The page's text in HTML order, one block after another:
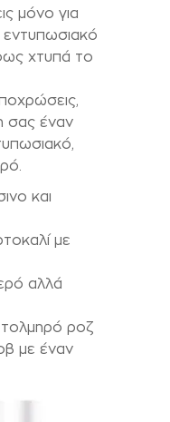
μόνο για
χτυπά το
σας έναν
και
με
αλλά
τολμηρό ροζ
με έναν